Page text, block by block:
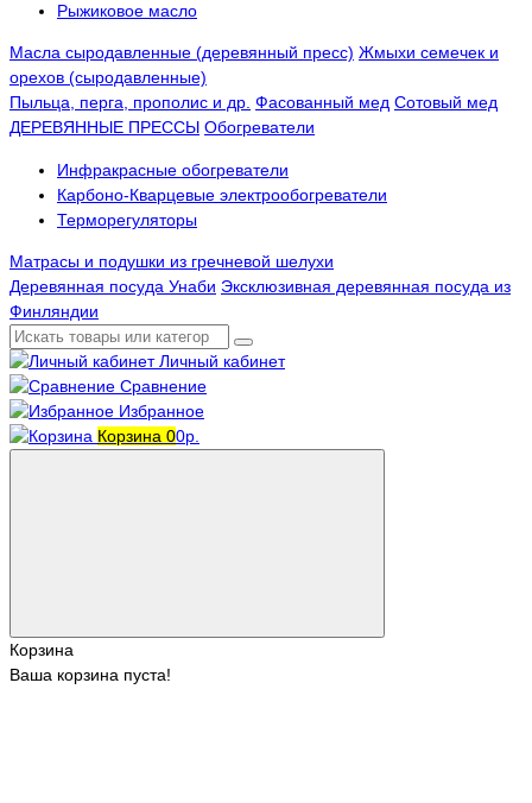
Рыжиковое масло
Масла сыродавленные (деревянный пресс) Жмыхи семечек и
орехов (сыродавленные)
Пыльца, перга, прополис и др. Фасованный мед Сотовый мед
ДЕРЕВЯННЫЕ ПРЕССЫ Обогреватели
Инфракрасные обогреватели
Карбоно-Кварцевые электрообогреватели
Терморегуляторы
Матрасы и подушки из гречневой шелухи
Деревянная посуда Унаби Эксклюзивная деревянная посуда из
Финляндии
Личный кабинет
Сравнение
Избранное
Корзина 00р.
Корзина
Ваша корзина пуста!